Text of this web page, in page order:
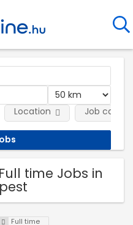
Location Job
time Jobs in
Full time